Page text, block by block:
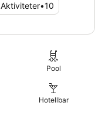
Aktiviteter•10
Pool
Hotellbar